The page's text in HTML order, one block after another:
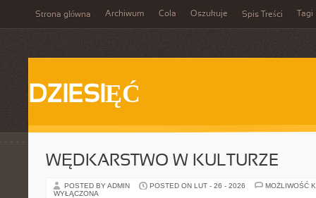
Strona główna Archiwum Cola Oszukuje Spis Treści Tagi
DZIESIĘĆ
WĘDKARSTWO W KULTURZE
POSTED BY ADMIN POSTED ON LUT - 26 - 2026
MOŻLIWOŚĆ
WYŁĄCZONA